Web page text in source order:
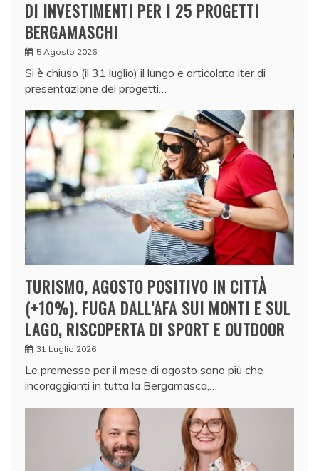
DI INVESTIMENTI PER I 25 PROGETTI
BERGAMASCHI
5 Agosto 2026
Si è chiuso (il 31 luglio) il lungo e articolato iter di
presentazione dei progetti…
TURISMO, AGOSTO POSITIVO IN CITTÀ
(+10%). FUGA DALL’AFA SUI MONTI E SUL
LAGO, RISCOPERTA DI SPORT E OUTDOOR
31 Luglio 2026
Le premesse per il mese di agosto sono più che
incoraggianti in tutta la Bergamasca,…